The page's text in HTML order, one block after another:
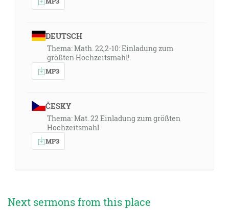
DEUTSCH
Thema: Math. 22,2-10: Einladung zum
größten Hochzeitsmahl!
MP3
ČESKY
Thema: Mat. 22 Einladung zum größten
Hochzeitsmahl
MP3
Next sermons from this place